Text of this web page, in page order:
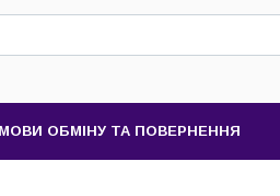
ОБМІНУ ТА ПОВЕРНЕННЯ